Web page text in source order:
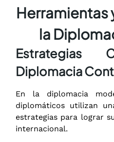
Herramientas
la
Diplomacia
En la diplomacia
diplomáticos utilizan
estrategias para lograr
internacional.